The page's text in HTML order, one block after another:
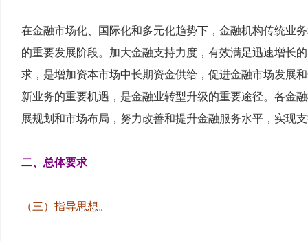
在金融市场化、国际化和多元化趋势下，金融机构传统业
的重要发展阶段。加大金融支持力度，有效满足迅速增长
求，是增加资本市场中长期资金供给，促进金融市场发展
新业务的重要机遇，是金融业转型升级的重要途径。各金
展规划和市场布局，努力改善和提升金融服务水平，实现
二、总体要求
（三）指导思想。